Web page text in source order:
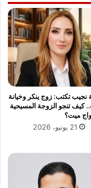
نجيب تكتب: زوج ينكر وخيانة
كيف تنجو الزوجة المسيحية
ميت؟
21 يونيو، 2026